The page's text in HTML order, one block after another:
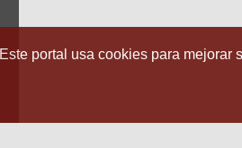
Este portal usa cookies para mejorar